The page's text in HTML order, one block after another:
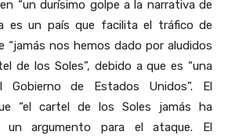
“un durísimo golpe a la narrativa de
es un país que facilita el tráfico de
“jamás nos hemos dado por aludidos
de los Soles”, debido a que es “una
Gobierno de Estados Unidos”. El
“el cartel de los Soles jamás ha
argumento para el ataque. El